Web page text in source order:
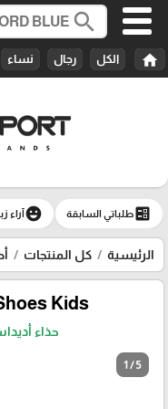
search
home الكل رجال نساء
ballotطلباتي السابقة emoji_emotionsآراء
الرئيسية كل المنتجات
Kids
حذاء
1 / 5